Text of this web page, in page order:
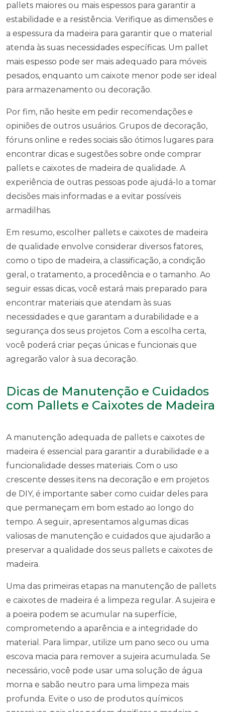
pallets maiores ou mais espessos para garantir a
estabilidade e a resistência. Verifique as dimensões e
a espessura da madeira para garantir que o material
atenda às suas necessidades específicas. Um pallet
mais espesso pode ser mais adequado para móveis
pesados, enquanto um caixote menor pode ser ideal
para armazenamento ou decoração.
Por fim, não hesite em pedir recomendações e
opiniões de outros usuários. Grupos de decoração,
fóruns online e redes sociais são ótimos lugares para
encontrar dicas e sugestões sobre onde comprar
pallets e caixotes de madeira de qualidade. A
experiência de outras pessoas pode ajudá-lo a tomar
decisões mais informadas e a evitar possíveis
armadilhas.
Em resumo, escolher pallets e caixotes de madeira
de qualidade envolve considerar diversos fatores,
como o tipo de madeira, a classificação, a condição
geral, o tratamento, a procedência e o tamanho. Ao
seguir essas dicas, você estará mais preparado para
encontrar materiais que atendam às suas
necessidades e que garantam a durabilidade e a
segurança dos seus projetos. Com a escolha certa,
você poderá criar peças únicas e funcionais que
agregarão valor à sua decoração.
Dicas de Manutenção e Cuidados
com Pallets e Caixotes de Madeira
A manutenção adequada de pallets e caixotes de
madeira é essencial para garantir a durabilidade e a
funcionalidade desses materiais. Com o uso
crescente desses itens na decoração e em projetos
de DIY, é importante saber como cuidar deles para
que permaneçam em bom estado ao longo do
tempo. A seguir, apresentamos algumas dicas
valiosas de manutenção e cuidados que ajudarão a
preservar a qualidade dos seus pallets e caixotes de
madeira.
Uma das primeiras etapas na manutenção de pallets
e caixotes de madeira é a limpeza regular. A sujeira e
a poeira podem se acumular na superfície,
comprometendo a aparência e a integridade do
material. Para limpar, utilize um pano seco ou uma
escova macia para remover a sujeira acumulada. Se
necessário, você pode usar uma solução de água
morna e sabão neutro para uma limpeza mais
profunda. Evite o uso de produtos químicos